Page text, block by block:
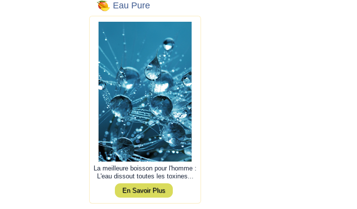
Eau Pure
La meilleure boisson pour l'homme :
L'eau dissout toutes les toxines...
En Savoir Plus